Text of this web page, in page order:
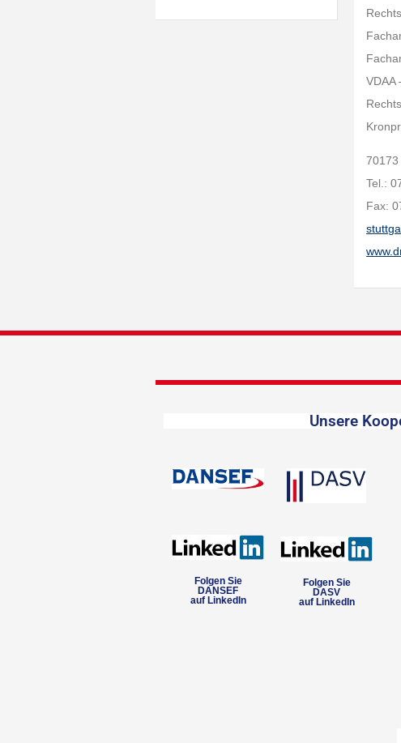
VDAA
Tel.:
Fax:
Unsere
Folgen Sie
DANSEF
auf LinkedIn
Folgen Sie
DASV
auf LinkedIn